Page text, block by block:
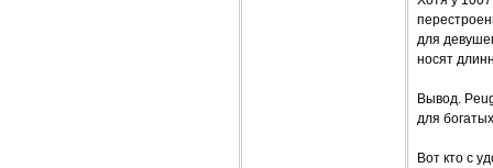
для
носят
Вывод.
для
Вот кто с